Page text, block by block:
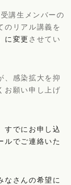
講生メンバーの
のリアル講義を
に変更 させてい
、感染拡大を抑
お願い申し上げ
すでにお申し込
ルでご連絡いた
なさんの希望に